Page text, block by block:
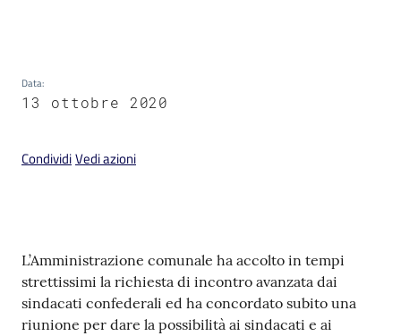
i
s
t
m
o
l
a
Data:
13 ottobre 2020
CondividiVedi azioni
Contenuto
L’Amministrazione comunale ha accolto in tempi
strettissimi la richiesta di incontro avanzata dai
sindacati confederali ed ha concordato subito una
riunione per dare la possibilità ai sindacati e ai